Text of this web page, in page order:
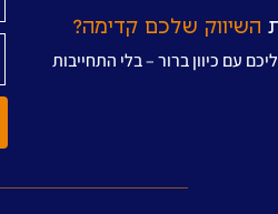
השיווק שלכם קדימה?
עם כיוון ברור – בלי התחייבות